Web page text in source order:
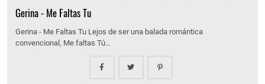
Gerina - Me Faltas Tu
Gerina - Me Faltas Tu Lejos de ser una balada romántica
convencional, Me faltas Tú…